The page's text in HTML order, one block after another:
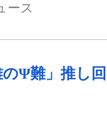
ース
のΨ難」推し